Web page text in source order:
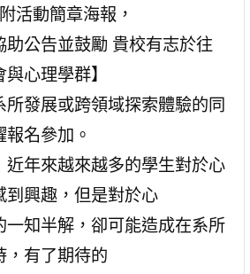
活動簡章海報，
助公告並鼓勵 貴校有志於往
與心理學群】
所發展或跨領域探索體驗的同
報名參加。
近年來越來越多的學生對於心
到興趣，但是對於心
一知半解，卻可能造成在系所
，有了期待的